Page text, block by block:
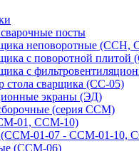
посты
неповоротные (ССН,
с поворотной плитой
с
стола сварщика (СС-05)
экраны (ЭД)
(серия ССМ)
01, ССМ-10)
(ССМ-01-07 - ССМ-01-10,
(ССМ-06)